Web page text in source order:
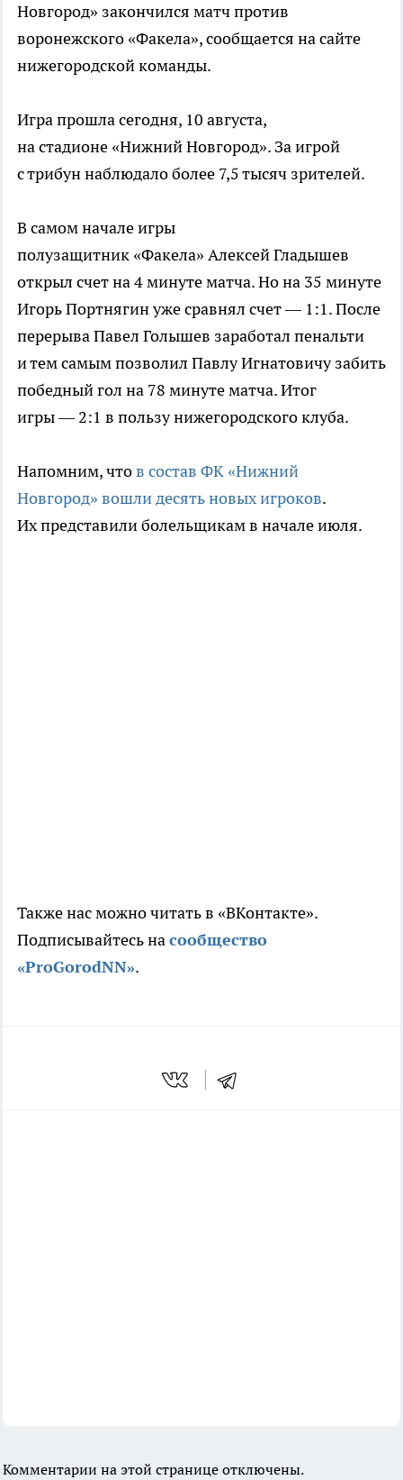
Новгород» закончился матч против
воронежского «Факела», сообщается на сайте
нижегородской команды.
Игра прошла сегодня, 10 августа,
на стадионе «Нижний Новгород». За игрой
с трибун наблюдало более 7,5 тысяч зрителей.
В самом начале игры
полузащитник «Факела» Алексей Гладышев
открыл счет на 4 минуте матча. Но на 35 минуте
Игорь Портнягин уже сравнял счет — 1:1. После
перерыва Павел Голышев заработал пенальти
и тем самым позволил Павлу Игнатовичу забить
победный гол на 78 минуте матча. Итог
игры — 2:1 в пользу нижегородского клуба.
Напомним, чтов состав ФК «Нижний
Новгород» вошли десять новых игроков.
Их представили болельщикам в начале июля.
Также нас можно читать в «ВКонтакте».
Подписывайтесь насообщество
«ProGorodNN».
Комментарии на этой странице отключены.